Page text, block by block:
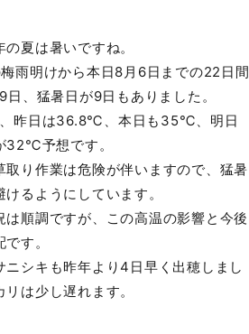
夏は暑いですね。
雨明けから本日8月6日までの22日間
日、猛暑日が9日もありました。
昨日は36.8℃、本日も35℃、明日
32℃予想です。
取り作業は危険が伴いますので、猛暑
けるようにしています。
は順調ですが、この高温の影響と今後
す。
ニシキも昨年より4日早く出穂しまし
は少し遅れます。